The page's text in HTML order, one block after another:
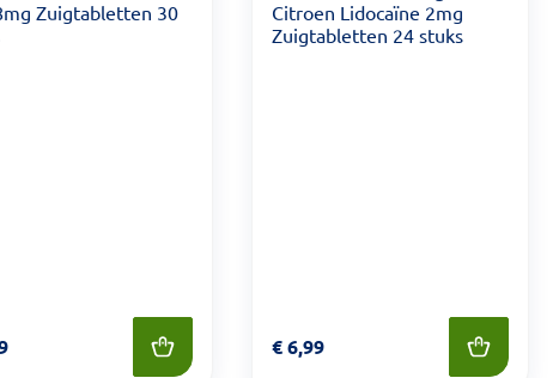
Zuigtabletten 30
8,29
Citroen Lidocaïne 2mg
Zuigtabletten 24 stuks
Prijs: € 6,99
€6,99